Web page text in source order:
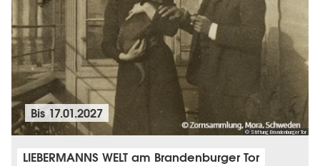
© Stiftung Brandenburger Tor
Bis 17.01.2027
LIEBERMANNS WELT am Brandenburger Tor